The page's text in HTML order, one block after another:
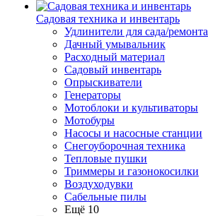
Садовая техника и инвентарь
Удлинители для сада/ремонта
Дачный умывальник
Расходный материал
Садовый инвентарь
Опрыскиватели
Генераторы
Мотоблоки и культиваторы
Мотобуры
Насосы и насосные станции
Снегоуборочная техника
Тепловые пушки
Триммеры и газонокосилки
Воздуходувки
Сабельные пилы
Ещё 10